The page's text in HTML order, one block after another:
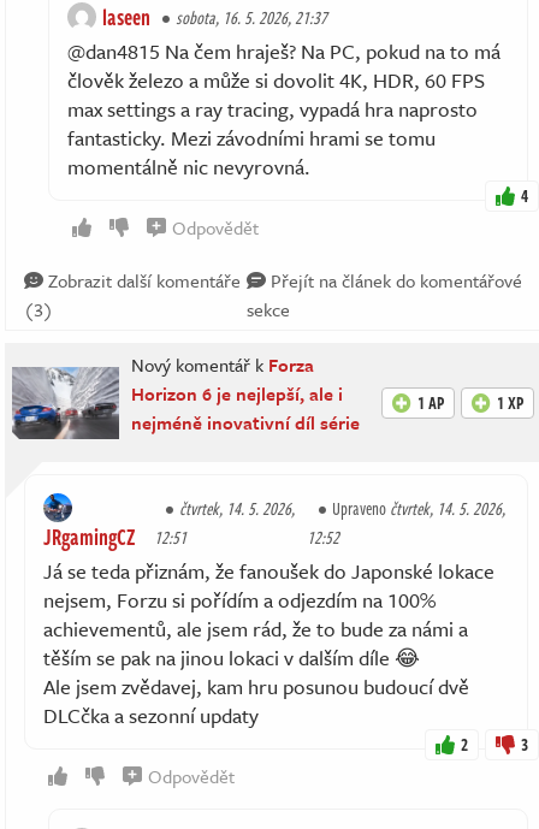
laseen sobota, 16. 5. 2026, 21:37
@dan4815 Na čem hraješ? Na PC, pokud na to má
člověk železo a může si dovolit 4K, HDR, 60 FPS
max settings a ray tracing, vypadá hra naprosto
fantasticky. Mezi závodními hrami se tomu
momentálně nic nevyrovná.
4
Odpovědět
Zobrazit další komentáře
(3)
Přejít na článek do komentářové
sekce
Nový komentář k Forza
Horizon 6 je nejlepší, ale i
nejméně inovativní díl série
1 AP 1 XP
JRgamingCZ
čtvrtek, 14. 5. 2026,
12:51
Upravenočtvrtek, 14. 5. 2026,
12:52
Já se teda přiznám, že fanoušek do Japonské lokace
nejsem, Forzu si pořídím a odjezdím na 100%
achievementů, ale jsem rád, že to bude za námi a
těším se pak na jinou lokaci v dalším díle 😂
Ale jsem zvědavej, kam hru posunou budoucí dvě
DLCčka a sezonní updaty
2 3
Odpovědět